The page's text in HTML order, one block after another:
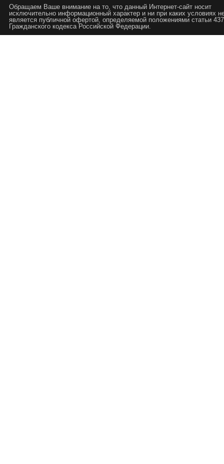
Обращаем Ваше внимание на то, что данный Интернет-сайт носит
исключительно информационный характер и ни при каких условиях
является публичной офертой, определяемой положениями статьи 437
Гражданского кодекса Российской Федерации.